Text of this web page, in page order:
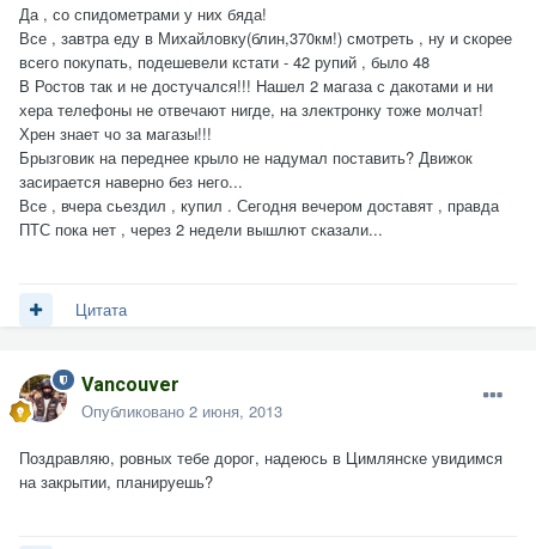
Да , со спидометрами у них бяда!
Все , завтра еду в Михайловку(блин,370км!) смотреть , ну и скорее
всего покупать, подешевели кстати - 42 рупий , было 48
В Ростов так и не достучался!!! Нашел 2 магаза с дакотами и ни
хера телефоны не отвечают нигде, на злектронку тоже молчат!
Хрен знает чо за магазы!!!
Брызговик на переднее крыло не надумал поставить? Движок
засирается наверно без него...
Все , вчера сьездил , купил . Сегодня вечером доставят , правда
ПТС пока нет , через 2 недели вышлют сказали...
Цитата
Vancouver
Опубликовано 2 июня, 2013
Поздравляю, ровных тебе дорог, надеюсь в Цимлянске увидимся
на закрытии, планируешь?